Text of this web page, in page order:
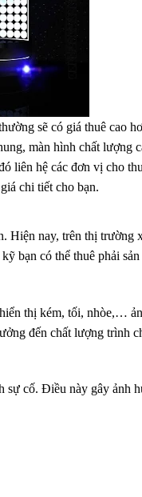
sẽ có giá thuê cao
màn hình chất lượng
liên hệ các đơn vị cho
chi tiết cho bạn.
Hiện nay, trên thị trường
bạn có thể thuê phải sản
thị kém, tối, nhòe,…
đến chất lượng trình
sự cố. Điều này gây ảnh